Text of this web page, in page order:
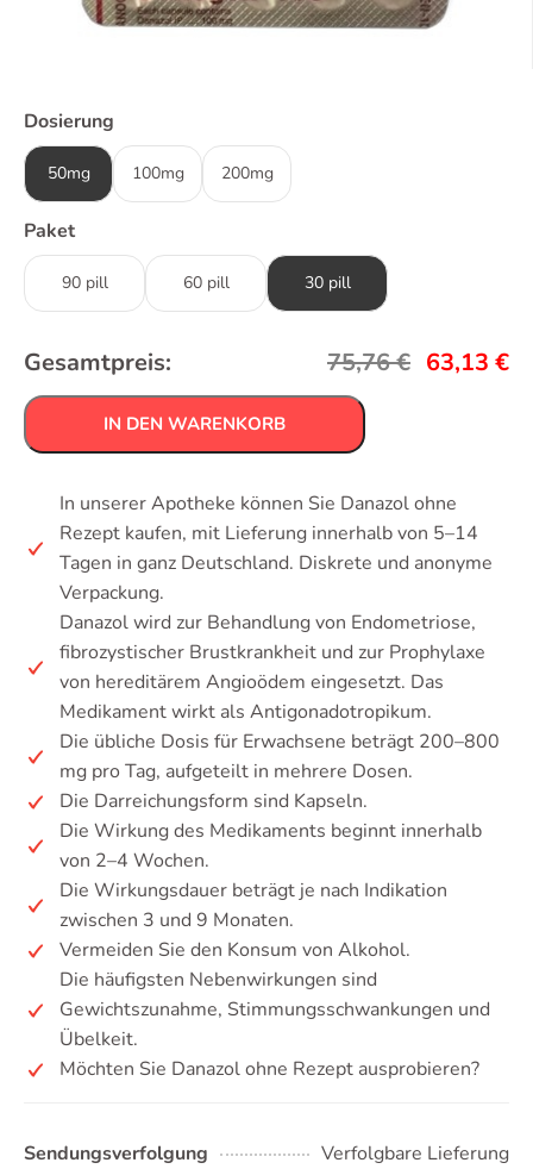
Dosierung
50mg 100mg 200mg
Paket
90 pill 60 pill 30 pill
Gesamtpreis: 75,76€ 63,13 €
IN DEN WARENKORB
In unserer Apotheke können Sie Danazol ohne
Rezept kaufen, mit Lieferung innerhalb von 5–14
Tagen in ganz Deutschland. Diskrete und anonyme
Verpackung.
Danazol wird zur Behandlung von Endometriose,
fibrozystischer Brustkrankheit und zur Prophylaxe
von hereditärem Angioödem eingesetzt. Das
Medikament wirkt als Antigonadotropikum.
Die übliche Dosis für Erwachsene beträgt 200–800
mg pro Tag, aufgeteilt in mehrere Dosen.
Die Darreichungsform sind Kapseln.
Die Wirkung des Medikaments beginnt innerhalb
von 2–4 Wochen.
Die Wirkungsdauer beträgt je nach Indikation
zwischen 3 und 9 Monaten.
Vermeiden Sie den Konsum von Alkohol.
Die häufigsten Nebenwirkungen sind
Gewichtszunahme, Stimmungsschwankungen und
Übelkeit.
Möchten Sie Danazol ohne Rezept ausprobieren?
Sendungsverfolgung
Verfolgbare Lieferung